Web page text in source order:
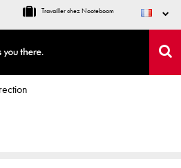
Travailler chez Nooteboom